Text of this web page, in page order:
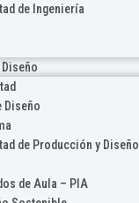
de Ingeniería
Diseño
de Producción y Diseño
de Aula – PIA